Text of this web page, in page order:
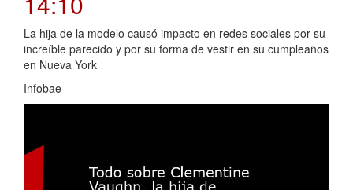
La hija de la modelo causó impacto en redes sociales por su
increíble parecido y por su forma de vestir en su cumpleaños
en Nueva York
Infobae